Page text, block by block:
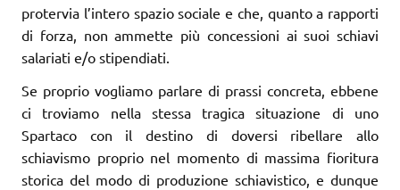
protervia l’intero spazio sociale e che, quanto a rapporti
di forza, non ammette più concessioni ai suoi schiavi
salariati e/o stipendiati.
Se proprio vogliamo parlare di prassi concreta, ebbene
ci troviamo nella stessa tragica situazione di uno
Spartaco con il destino di doversi ribellare allo
schiavismo proprio nel momento di massima fioritura
storica del modo di produzione schiavistico, e dunque